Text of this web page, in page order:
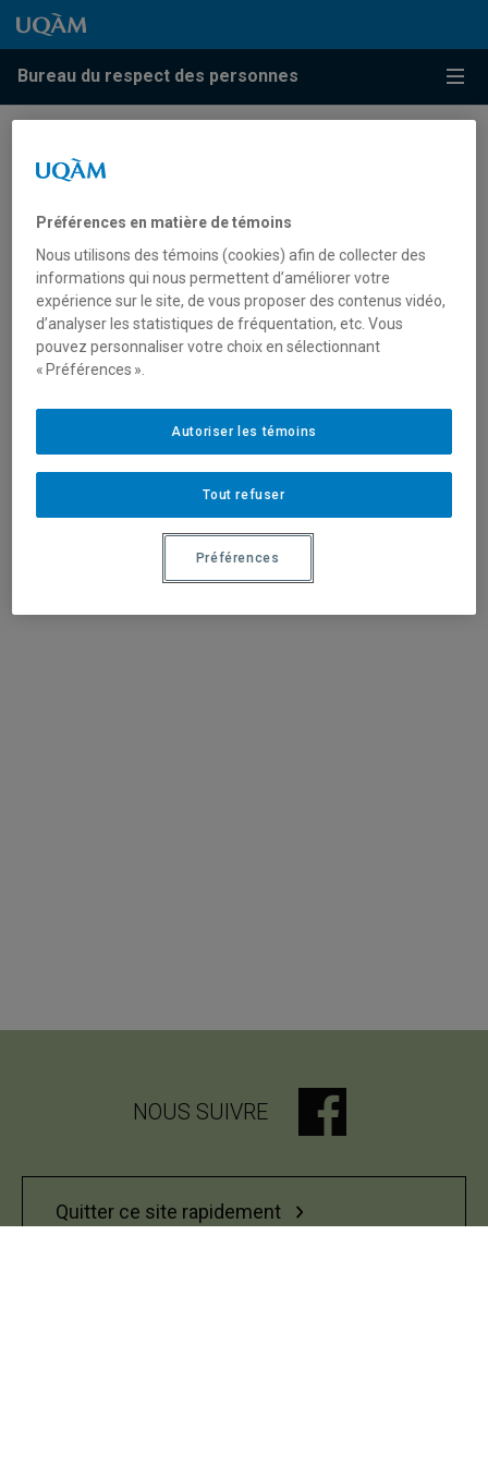
Passer au contenu
Accéder au menu principal
Accéder à la recherche
Passer au contenu
Accéder au menu principal
Bureau du respect des personnes
Menu
NOUS SUIVRE
Quitter ce site rapidement
Formation à l’intention des
d’un syndicat ou d’une
association de personnes
employées
Sur réception de l’invitation qui vous sera acheminée
Préférences en matière de témoins
Nous utilisons des témoins (cookies) afin de collecter des
informations qui nous permettent d’améliorer votre
expérience sur le site, de vous proposer des contenus vidéo,
d’analyser les statistiques de fréquentation, etc. Vous
pouvez personnaliser votre choix en sélectionnant
« Préférences ».
Tout refuser
Autoriser les témoins
Préférences